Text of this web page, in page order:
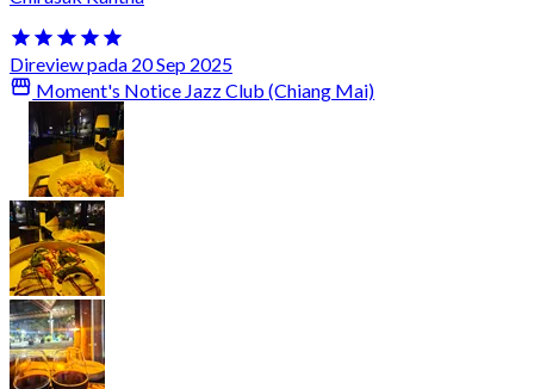
Direview pada 20 Sep 2025
Moment's Notice Jazz Club (Chiang Mai)